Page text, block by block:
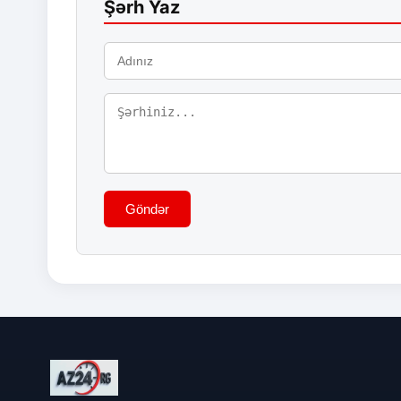
Şərh Yaz
Göndər